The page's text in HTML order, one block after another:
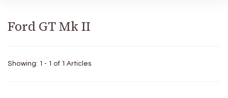
Ford GT Mk II
Showing: 1 - 1 of 1 Articles